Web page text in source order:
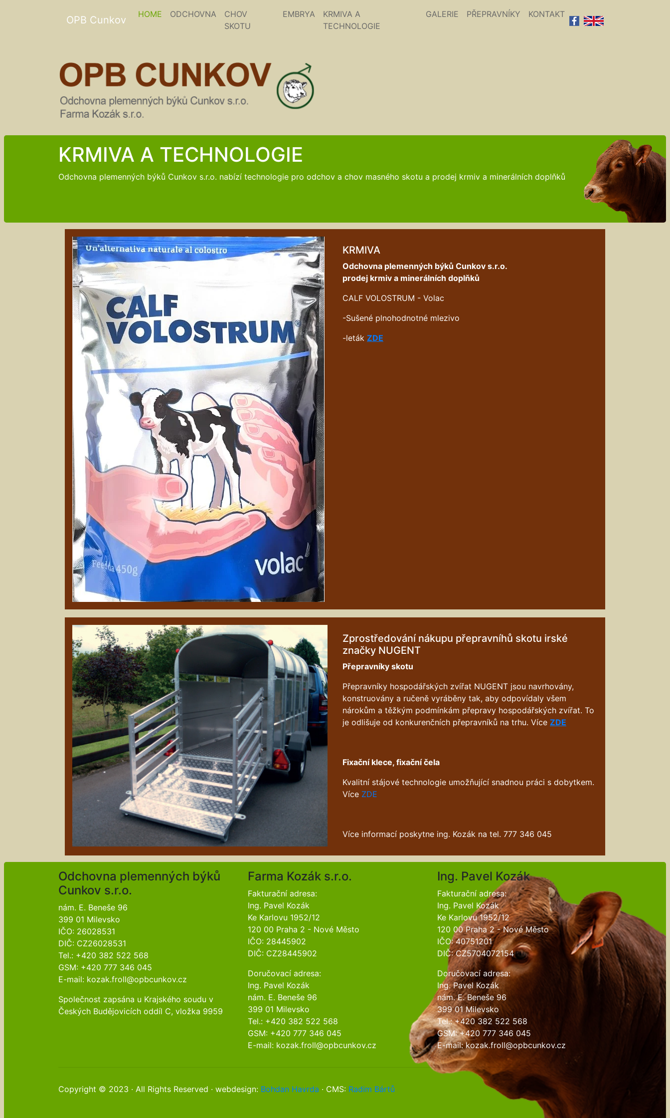
OPB Cunkov HOME (current)
ODCHOVNA
CHOV
SKOTU
EMBRYA
KRMIVA A
TECHNOLOGIE
GALERIE PŘEPRAVNÍKY KONTAKT
KRMIVA A TECHNOLOGIE
Odchovna plemenných býků Cunkov s.r.o. nabízí technologie pro odchov a chov masného skotu a prodej krmiv a minerálních doplňků
KRMIVA
Odchovna plemenných býků Cunkov s.r.o.
prodej krmiv a minerálních doplňků
CALF VOLOSTRUM - Volac
-Sušené plnohodnotné mlezivo
-leták ZDE
Zprostředování nákupu přepravníhů skotu irské
značky NUGENT
Přepravníky skotu
Přepravníky hospodářských zvířat NUGENT jsou navrhovány,
konstruovány a ručeně vyráběny tak, aby odpovídaly všem
nárokům a těžkým podmínkám přepravy hospodářských zvířat. To
je odlišuje od konkurenčních přepravníků na trhu. Více ZDE
Fixační klece, fixační čela
Kvalitní stájové technologie umožňující snadnou práci s dobytkem.
Více ZDE
Více informací poskytne ing. Kozák na tel. 777 346 045
Odchovna plemenných býků
Cunkov s.r.o.
nám. E. Beneše 96
399 01 Milevsko
IČO: 26028531
DIČ: CZ26028531
Tel.: +420 382 522 568
GSM: +420 777 346 045
E-mail: kozak.froll@opbcunkov.cz
Společnost zapsána u Krajského soudu v
Českých Budějovicích oddíl C, vložka 9959
Farma Kozák s.r.o.
Fakturační adresa:
Ing. Pavel Kozák
Ke Karlovu 1952/12
120 00 Praha 2 - Nové Město
IČO: 28445902
DIČ: CZ28445902
Doručovací adresa:
Ing. Pavel Kozák
nám. E. Beneše 96
399 01 Milevsko
Tel.: +420 382 522 568
GSM: +420 777 346 045
E-mail: kozak.froll@opbcunkov.cz
Ing. Pavel Kozák
Fakturační adresa:
Ing. Pavel Kozák
Ke Karlovu 1952/12
120 00 Praha 2 - Nové Město
IČO: 40751201
DIČ: CZ5704072154
Doručovací adresa:
Ing. Pavel Kozák
nám. E. Beneše 96
399 01 Milevsko
Tel.: +420 382 522 568
GSM: +420 777 346 045
E-mail: kozak.froll@opbcunkov.cz
Copyright © 2023 · All Rights Reserved · webdesign: Bohdan Havrda · CMS: Radim Bártů